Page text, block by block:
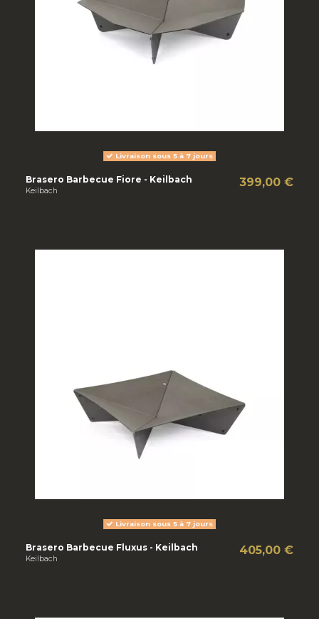
Livraison sous 5 à 7 jours
Brasero Barbecue Fiore - Keilbach
Keilbach
399,00 €
Livraison sous 5 à 7 jours
Brasero Barbecue Fluxus - Keilbach
Keilbach
405,00 €